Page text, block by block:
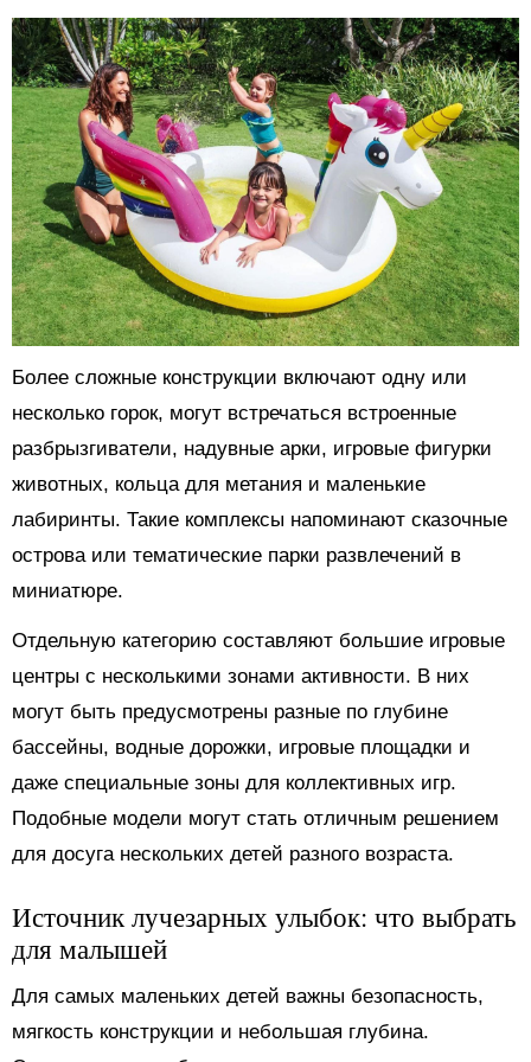
Более сложные конструкции включают одну или
несколько горок, могут встречаться встроенные
разбрызгиватели, надувные арки, игровые фигурки
животных, кольца для метания и маленькие
лабиринты. Такие комплексы напоминают сказочные
острова или тематические парки развлечений в
миниатюре.
Отдельную категорию составляют большие игровые
центры с несколькими зонами активности. В них
могут быть предусмотрены разные по глубине
бассейны, водные дорожки, игровые площадки и
даже специальные зоны для коллективных игр.
Подобные модели могут стать отличным решением
для досуга нескольких детей разного возраста.
Источник лучезарных улыбок: что выбрать
для малышей
Для самых маленьких детей важны безопасность,
мягкость конструкции и небольшая глубина.